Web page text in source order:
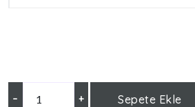
– + Sepete Ekle